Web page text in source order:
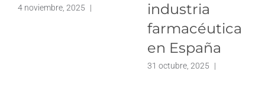
4 noviembre, 2025 |
industria
farmacéutica
en España
31 octubre, 2025 |